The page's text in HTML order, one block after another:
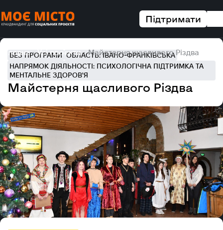
Підтримати
Головна Усі проєкти Майстерня щасливого Різдва
БЕЗ ПРОГРАМИ ОБЛАСТЬ: ІВАНО-ФРАНКІВСЬКА
НАПРЯМОК ДІЯЛЬНОСТІ: ПСИХОЛОГІЧНА ПІДТРИМКА ТА
МЕНТАЛЬНЕ ЗДОРОВ'Я
Майстерня щасливого Різдва